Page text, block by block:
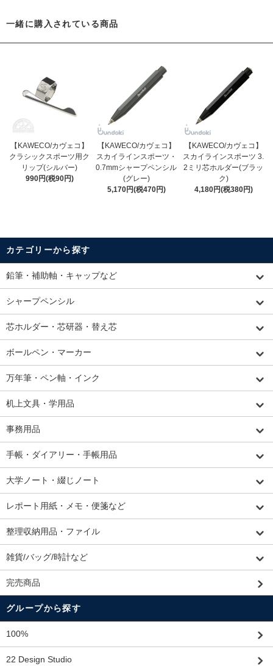
一緒に購入されている商品
【KAWECO/カヴェコ】
クラシックスポーツ用ク
リップ(シルバー)
990円(税90円)
【KAWECO/カヴェコ】
スカイラインスポーツ・
0.7mmシャープペンシル
(グレー)
5,170円(税470円)
【KAWECO/カヴェコ】
スカイラインスポーツ 3.
2ミリ芯ホルダー(ブラッ
ク)
4,180円(税380円)
カテゴリーから探す
鉛筆・補助軸・キャップなど
シャープペンシル
芯ホルダー・芯研器・替え芯
ボールペン・マーカー
万年筆・ペン軸・インク
机上文具・学用品
事務用品
手帳・ダイアリー・手帳用品
大学ノート・綴じノート
レポート用紙・メモ・便箋など
整理収納用品・ファイル
雑貨/バッグ/時計など
完売商品
グループから探す
100%
22 Design Studio